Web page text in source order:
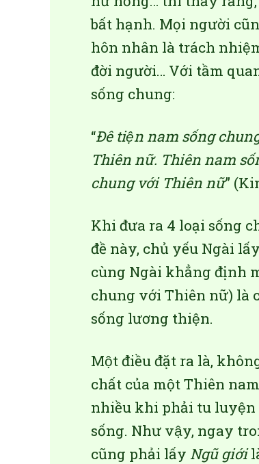
bất hạnh. Mọi người
hôn nhân là trách
đời người… Với tầm
sống chung:
“Đê tiện nam sống
Thiên nữ. Thiên nam
chung với Thiên nữ”
Khi đưa ra 4 loại sống
đề này, chủ yếu Ngài lấy
cùng Ngài khẳng định
chung với Thiên nữ) là
sống lương thiện.
Một điều đặt ra là,
chất của một Thiên
nhiều khi phải tu luyện
sống. Như vậy, ngay
cũng phải lấy Ngũ giới